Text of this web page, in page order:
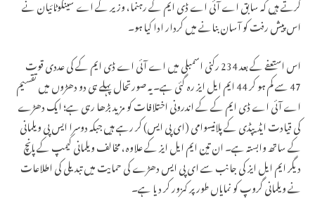
اس پیش رفت کو آسان بنانے میں کردار ادا کیا ہو۔
اس استعفے کے بعد 234 رکنی اسمبلی میں اے آئی اے ڈی ایم کے کی عددی قوت
47 سے کم ہو کر 44 ایم ایل ایز رہ گئی ہے۔ یہ صورتحال پہلے ہی دو دھڑوں میں تقسیم
اے آئی اے ڈی ایم کے کے اندرونی اختلافات کو مزید بڑھا رہی ہے؛ ایک دھڑے
کی قیادت ایڈیپڈی کے پلانیسوامی (ای پی ایس) کر رہے ہیں جبکہ دوسرا ایس پی ویلمانی
کے ساتھ وابستہ ہے۔ ان تین ایم ایل ایز کے علاوہ، مخالف ویلمانی کیمپ کے پانچ
دیگر ایم ایل ایز کی جانب سے ای پی ایس دھڑے کی حمایت میں تبدیلی کی اطلاعات
نے ویلمانی گروپ کو نمایاں طور پر کمزور کر دیا ہے۔